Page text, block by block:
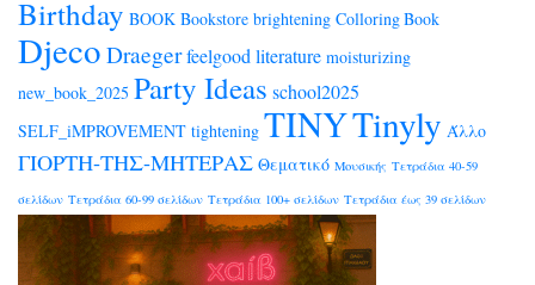
Birthday BOOK Bookstore brightening Colloring Book
Djeco Draegerfeelgoodliterature moisturizing
new_book_2025 Party Ideas school2025
SELF_iMPROVEMENT tightening TINYTinyly Άλλο
ΓΙΟΡΤΗ-ΤΗΣ-ΜΗΤΕΡΑΣ Θεματικό Μουσικής Τετράδια 40-59
σελίδων Τετράδια 60-99 σελίδων Τετράδια 100+ σελίδων Τετράδια έως 39 σελίδων